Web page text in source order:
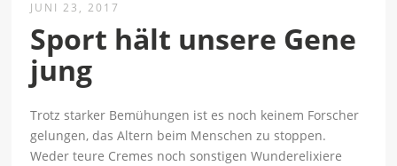
JUNI 23, 2017
Sport hält unsere Gene
jung
Trotz starker Bemühungen ist es noch keinem Forscher
gelungen, das Altern beim Menschen zu stoppen.
Weder teure Cremes noch sonstigen Wunderelixiere